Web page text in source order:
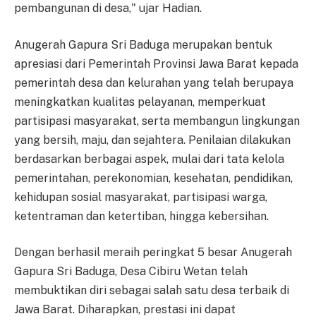
pembangunan di desa," ujar Hadian.
Anugerah Gapura Sri Baduga merupakan bentuk
apresiasi dari Pemerintah Provinsi Jawa Barat kepada
pemerintah desa dan kelurahan yang telah berupaya
meningkatkan kualitas pelayanan, memperkuat
partisipasi masyarakat, serta membangun lingkungan
yang bersih, maju, dan sejahtera. Penilaian dilakukan
berdasarkan berbagai aspek, mulai dari tata kelola
pemerintahan, perekonomian, kesehatan, pendidikan,
kehidupan sosial masyarakat, partisipasi warga,
ketentraman dan ketertiban, hingga kebersihan.
Dengan berhasil meraih peringkat 5 besar Anugerah
Gapura Sri Baduga, Desa Cibiru Wetan telah
membuktikan diri sebagai salah satu desa terbaik di
Jawa Barat. Diharapkan, prestasi ini dapat